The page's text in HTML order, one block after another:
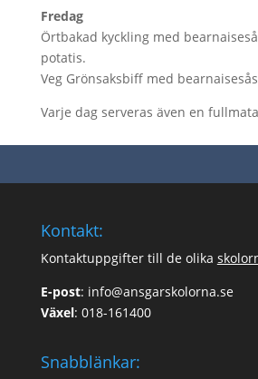
Fredag
Örtbakad kyckling med
potatis.
Veg Grönsaksbiff med
Varje dag serveras även en
Kontakt:
Kontaktuppgifter till de olika
E-post: info@ansgarskolorna.se
Växel: 018-161400
Snabblänkar: